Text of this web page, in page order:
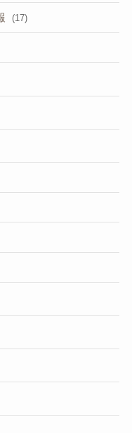
(17)